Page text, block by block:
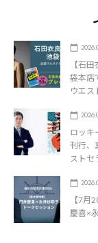
【石
袋本店
ウエス
ロッキ
刊行、
ストセ
【7月
慶喜×